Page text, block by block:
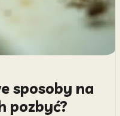
sposoby na
pozbyć?